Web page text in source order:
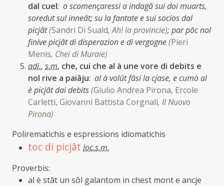
dal cuel: o scomençaressi a indagâ sui doi muarts,
soredut sul inneât; su la fantate e sui socios dal
picjât(Sandri Di Suald,Ah! la provincie);par pôc nol
finive picjât di disperazion e di vergogne(Pieri
Menis, Chei di Muraie)
adi., s.m. che, cui che al à une vore di debits e
nol rive a paiâju: al à volût fâsi la cjase, e cumò al
è picjât dai debits(Giulio Andrea Pirona, Ercole
Carletti, Giovanni Battista Corgnali, Il Nuovo
Pirona)
Polirematichis e espressions idiomatichis
toc di picjât loc.s.m.
Proverbis:
al è stât un sôl galantom in chest mont e ancje